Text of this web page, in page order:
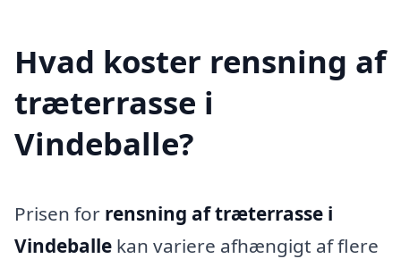
Hvad koster rensning af
træterrasse i
Vindeballe?
Prisen for rensning af træterrasse i
Vindeballe kan variere afhængigt af flere